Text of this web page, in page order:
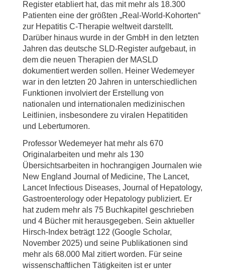
Register etabliert hat, das mit mehr als 18.300
Patienten eine der größten „Real-World-Kohorten“
zur Hepatitis C-Therapie weltweit darstellt.
Darüber hinaus wurde in der GmbH in den letzten
Jahren das deutsche SLD-Register aufgebaut, in
dem die neuen Therapien der MASLD
dokumentiert werden sollen. Heiner Wedemeyer
war in den letzten 20 Jahren in unterschiedlichen
Funktionen involviert der Erstellung von
nationalen und internationalen medizinischen
Leitlinien, insbesondere zu viralen Hepatitiden
und Lebertumoren.
Professor Wedemeyer hat mehr als 670
Originalarbeiten und mehr als 130
Übersichtsarbeiten in hochrangigen Journalen wie
New England Journal of Medicine, The Lancet,
Lancet Infectious Diseases, Journal of Hepatology,
Gastroenterology oder Hepatology publiziert. Er
hat zudem mehr als 75 Buchkapitel geschrieben
und 4 Bücher mit herausgegeben. Sein aktueller
Hirsch-Index beträgt 122 (Google Scholar,
November 2025) und seine Publikationen sind
mehr als 68.000 Mal zitiert worden. Für seine
wissenschaftlichen Tätigkeiten ist er unter